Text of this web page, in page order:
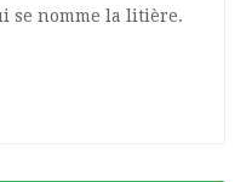
se nomme la litière.